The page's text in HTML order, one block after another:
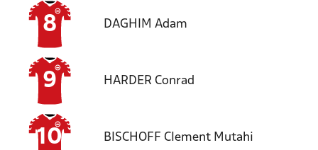
8 DAGHIM Adam
9 HARDER Conrad
10 BISCHOFF Clement Mutahi